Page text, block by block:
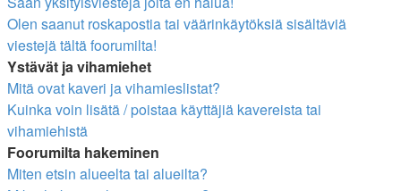
Olen saanut roskapostia tai väärinkäytöksiä sisältäviä
viestejä tältä foorumilta!
Ystävät ja vihamiehet
Mitä ovat kaveri ja vihamieslistat?
Kuinka voin lisätä / poistaa käyttäjiä kavereista tai
vihamiehistä
Foorumilta hakeminen
Miten etsin alueelta tai alueilta?